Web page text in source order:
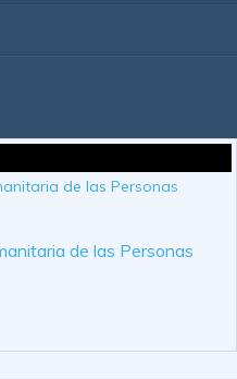
de las Personas